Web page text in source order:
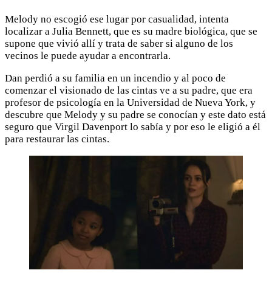
Melody no escogió ese lugar por casualidad, intenta
localizar a Julia Bennett, que es su madre biológica, que se
supone que vivió allí y trata de saber si alguno de los
vecinos le puede ayudar a encontrarla.
Dan perdió a su familia en un incendio y al poco de
comenzar el visionado de las cintas ve a su padre, que era
profesor de psicología en la Universidad de Nueva York, y
descubre que Melody y su padre se conocían y este dato está
seguro que Virgil Davenport lo sabía y por eso le eligió a él
para restaurar las cintas.